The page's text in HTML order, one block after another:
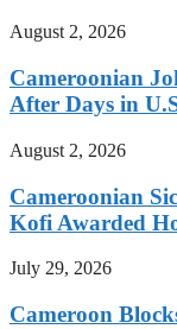
August 2, 2026
Cameroonian
After Days in
August 2, 2026
Cameroonian
Kofi Awarded
July 29, 2026
Cameroon